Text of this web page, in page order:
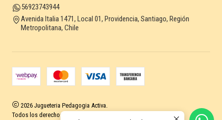
56923743944
Avenida Italia 1471, Local 01, Providencia, Santiago, Región
Metropolitana, Chile
2026 Jugueteria Pedagogia Activa.
Todos los derechos reservados.